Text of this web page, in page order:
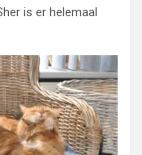
is er helemaal